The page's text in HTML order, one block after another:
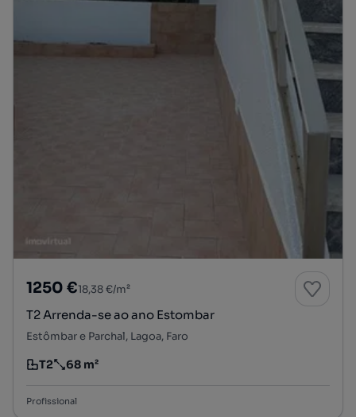
1250 €18,38 €/m²
T2 Arrenda-se ao ano Estombar
Estômbar e Parchal, Lagoa, Faro
Tipologia
T2
Preço por metro quadrado
68 m²
Profissional